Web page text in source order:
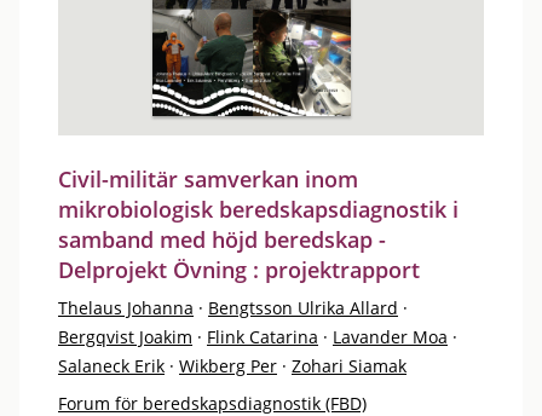
Civil-militär samverkan inom
mikrobiologisk beredskapsdiagnostik i
samband med höjd beredskap -
Delprojekt Övning : projektrapport
Thelaus Johanna · Bengtsson Ulrika Allard ·
Bergqvist Joakim · Flink Catarina · Lavander Moa ·
Salaneck Erik · Wikberg Per · Zohari Siamak
Forum för beredskapsdiagnostik (FBD)